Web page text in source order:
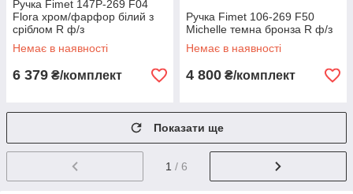
Ручка Fimet 147P-269 F04
Flora хром/фарфор білий з
сріблом R ф/з
Немає в наявності
6 379 ₴/комплект
Ручка Fimet 106-269 F50
Michelle темна бронза R ф/з
Немає в наявності
4 800 ₴/комплект
Показати ще
1 / 6